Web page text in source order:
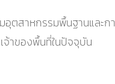
สาหกรรมพื้นฐานและก
าของพื้นที่ในปัจจุบัน